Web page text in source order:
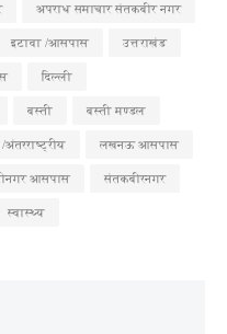
अपराध समाचार संतकबीर नगर
इटावा /आसपास उत्तराखंड
दिल्ली
बस्ती बस्ती मण्डल
/अंतरराष्ट्रीय लखनऊ आसपास
आसपास संतकबीरनगर
स्वास्थ्य